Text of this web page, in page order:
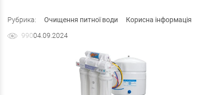
Рубрика: Очищення питної води
Корисна інформація
99004.09.2024